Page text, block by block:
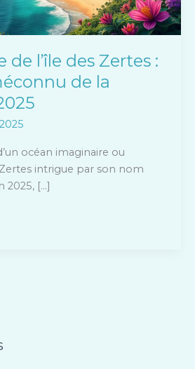
de l’île des Zertes :
de la
océan imaginaire ou
intrigue par son nom
2025, […]